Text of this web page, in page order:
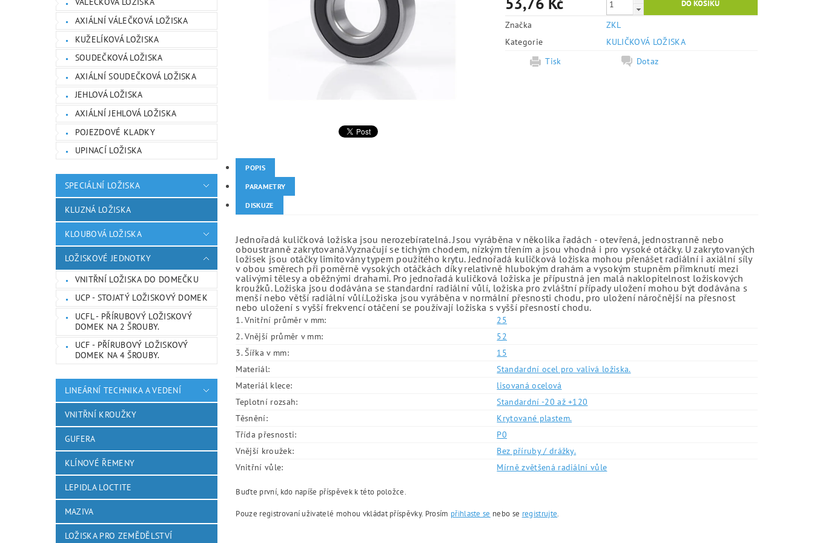
AXIÁLNÍ VÁLEČKOVÁ LOŽISKA
KUŽELÍKOVÁ LOŽISKA
SOUDEČKOVÁ LOŽISKA
AXIÁLNÍ SOUDEČKOVÁ LOŽISKA
JEHLOVÁ LOŽISKA
AXIÁLNÍ JEHLOVÁ LOŽISKA
POJEZDOVÉ KLADKY
UPINACÍ LOŽISKA
SPECIÁLNÍ LOŽISKA
KLUZNÁ LOŽISKA
KLOUBOVÁ LOŽISKA
LOŽISKOVÉ JEDNOTKY
VNITŘNÍ LOŽISKA DO DOMEČKU
UCP - STOJATÝ LOŽISKOVÝ DOMEK
UCFL - PŘÍRUBOVÝ LOŽISKOVÝ
DOMEK NA 2 ŠROUBY.
UCF - PŘÍRUBOVÝ LOŽISKOVÝ
DOMEK NA 4 ŠROUBY.
LINEÁRNÍ TECHNIKA A VEDENÍ
VNITŘNÍ KROUŽKY
GUFERA
KLÍNOVÉ ŘEMENY
LEPIDLA LOCTITE
MAZIVA
LOŽISKA PRO ZEMĚDĚLSTVÍ
Značka
ZKL
Kategorie
KULIČKOVÁ LOŽISKA
Tisk
Dotaz
POPIS
PARAMETRY
DISKUZE
Jednořadá kuličková ložiska jsou nerozebíratelná. Jsou vyráběna v několika řadách - otevřená, jednostranně nebo
oboustranně zakrytovaná.Vyznačují se tichým chodem, nízkým třením a jsou vhodná i pro vysoké otáčky. U zakrytovaných
ložisek jsou otáčky limitovány typem použitého krytu. Jednořadá kuličková ložiska mohou přenášet radiální i axiální síly
v obou směrech při poměrně vysokých otáčkách díky relativně hlubokým drahám a vysokým stupněm přimknutí mezi
valivými tělesy a oběžnými drahami. Pro jednořadá kuličková ložiska je přípustná jen malá naklopitelnost ložiskových
kroužků. Ložiska jsou dodávána se standardní radiální vůlí, ložiska pro zvláštní případy uložení mohou být dodávána s
menší nebo větší radiální vůlí.Ložiska jsou vyráběna v normální přesnosti chodu, pro uložení náročnější na přesnost
nebo uložení s vyšší frekvencí otáčení se používají ložiska s vyšší přesností chodu.
1. Vnitřní průměr v mm:
25
2. Vnější průměr v mm:
52
3. Šířka v mm:
15
Materiál:
Standardní ocel pro valivá ložiska.
Materiál klece:
lisovaná ocelová
Teplotní rozsah:
Standardní -20 až +120
Těsnění:
Krytované plastem.
Třída přesnosti:
P0
Vnější kroužek:
Bez příruby / drážky.
Vnitřní vůle:
Mírně zvětšená radiální vůle
Buďte první, kdo napíše příspěvek k této položce.
Pouze registrovaní uživatelé mohou vkládat příspěvky. Prosím přihlaste se nebo se registrujte.